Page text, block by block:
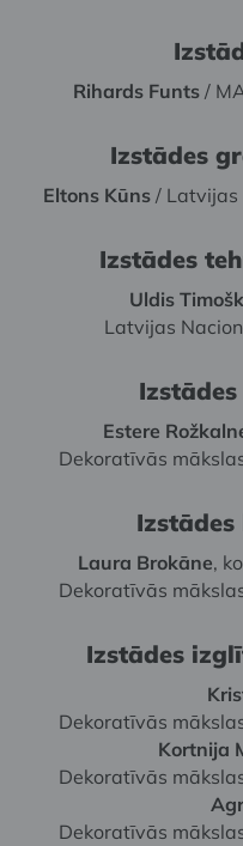
Rihards Funts /
Izstādes
Eltons Kūns/ Latvijas
Izstādes
Uldis
Latvijas
Estere
Dekoratīvās
Laura Brokāne,
Dekoratīvās
Izstādes
Dekoratīvās
Kortnija
Dekoratīvās
Dekoratīvās